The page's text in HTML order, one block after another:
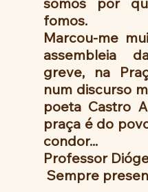
fomos.
Marcou-me
assembleia
greve, na
num discurso
poeta Castro
praça é do
condor...
Professor
Sempre